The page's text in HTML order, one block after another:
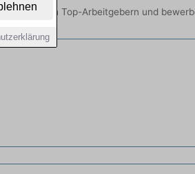
von Top-Arbeitgebern und